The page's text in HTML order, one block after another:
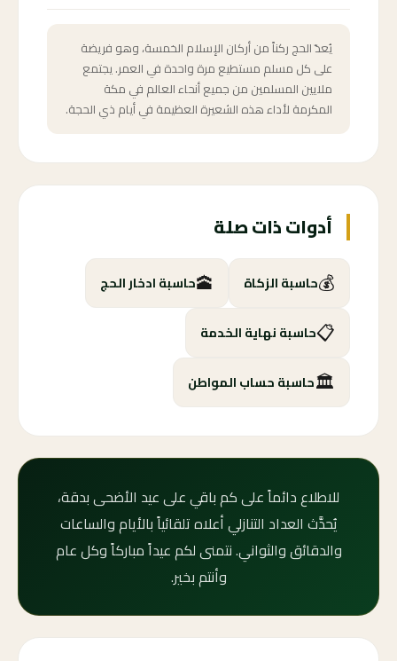
يُعدّ الحج ركناً من أركان الإسلام الخمسة، وهو فريضة
على كل مسلم مستطيع مرة واحدة في العمر. يجتمع
ملايين المسلمين من جميع أنحاء العالم في مكة
المكرمة لأداء هذه الشعيرة العظيمة في أيام ذي الحجة.
أدوات ذات صلة
💰حاسبة الزكاة 🕋حاسبة ادخار الحج
📋حاسبة نهاية الخدمة
🏛️حاسبة حساب المواطن
للاطلاع دائماً على كم باقي على عيد الأضحى بدقة،
يُحدَّث العداد التنازلي أعلاه تلقائياً بالأيام والساعات
والدقائق والثواني. نتمنى لكم عيداً مباركاً وكل عام
وأنتم بخير.